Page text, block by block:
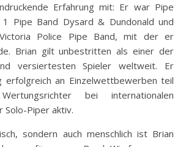
Erfahrung mit: Er war Pipe
Pipe Band Dysard & Dundonald und
Police Pipe Band, mit der er
Brian gilt unbestritten als einer der
versiertesten Spieler weltweit. Er
erfolgreich an Einzelwettbewerben teil
bei internationalen
Piper aktiv.
sondern auch menschlich ist Brian